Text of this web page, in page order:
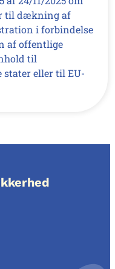
til dækning af
i forbindelse
af offentlige
til
stater eller til EU-